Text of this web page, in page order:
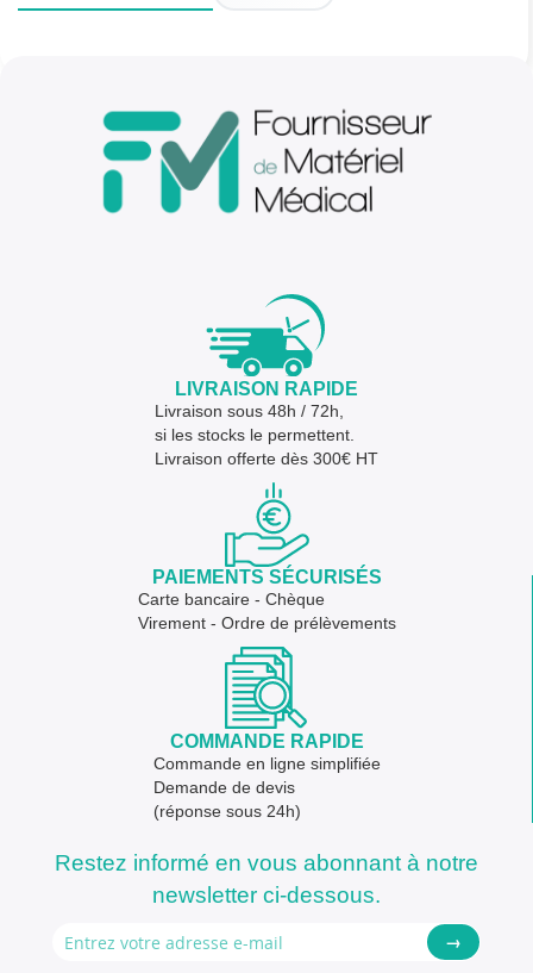
LIVRAISON RAPIDE
Livraison sous 48h / 72h,
si les stocks le permettent.
Livraison offerte dès 300€ HT
PAIEMENTS SÉCURISÉS
Carte bancaire - Chèque
Virement - Ordre de prélèvements
COMMANDE RAPIDE
Commande en ligne simplifiée
Demande de devis
(réponse sous 24h)
Restez informé en vous abonnant à notre
newsletter ci-dessous.
→